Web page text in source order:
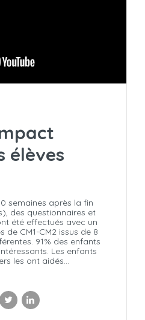
élèves
semaines après la fin
des questionnaires et
été effectués avec un
de CM1-CM2 issus de 8
91% des enfants
Les enfants
les ont aidés...